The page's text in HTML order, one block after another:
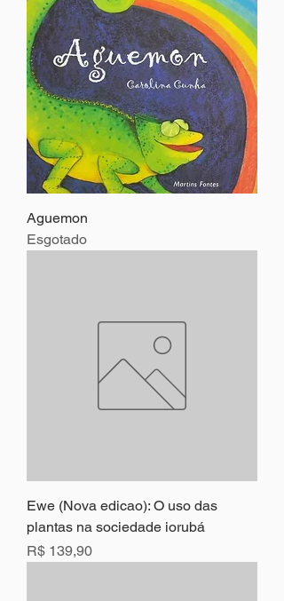
Aguemon
Esgotado
Ewe (Nova edicao): O uso das
plantas na sociedade iorubá
Preço
R$ 139,90